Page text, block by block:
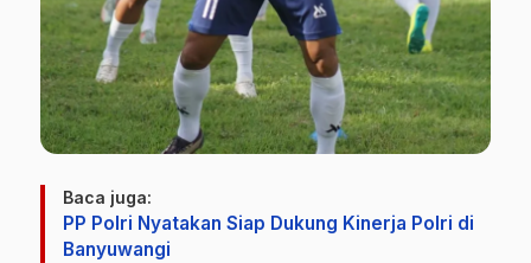
Baca juga:
PP Polri Nyatakan Siap Dukung Kinerja Polri di
Banyuwangi